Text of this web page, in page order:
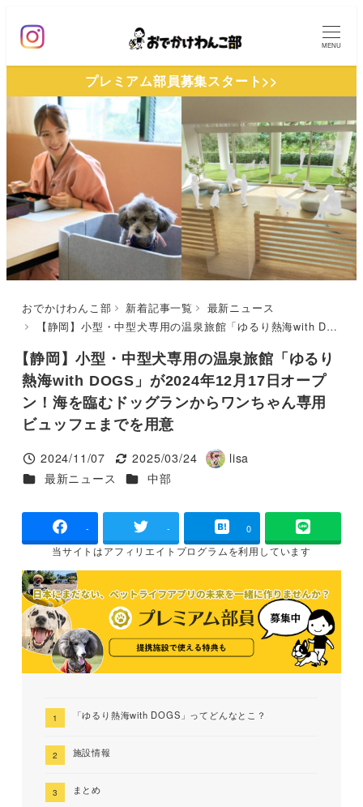
ン
テ
ツ
へ
移
MENU
プレミアム部員募集スタート>>
おでかけわんこ部 新着記事一覧
最新ニュース
【静岡】小型・中型犬専用の温泉旅館「ゆるり熱海with DOGS」が2024年12月17日オープン！海を臨むドッグランからワンちゃん専用ビュッフェまでを用意
【静岡】小型・中型犬専用の温泉旅館「ゆるり
熱海with DOGS」が2024年12月17日オープ
ン！海を臨むドッグランからワンちゃん専用
ビュッフェまでを用意
投稿日
2024/11/07
更新日
2025/03/24
著
lisa
カテゴリー
最新ニュース カテゴリー
中部
- - 0
当サイトはアフィリエイトプログラムを利用しています
「ゆるり熱海with DOGS」ってどんなとこ？
施設情報
まとめ